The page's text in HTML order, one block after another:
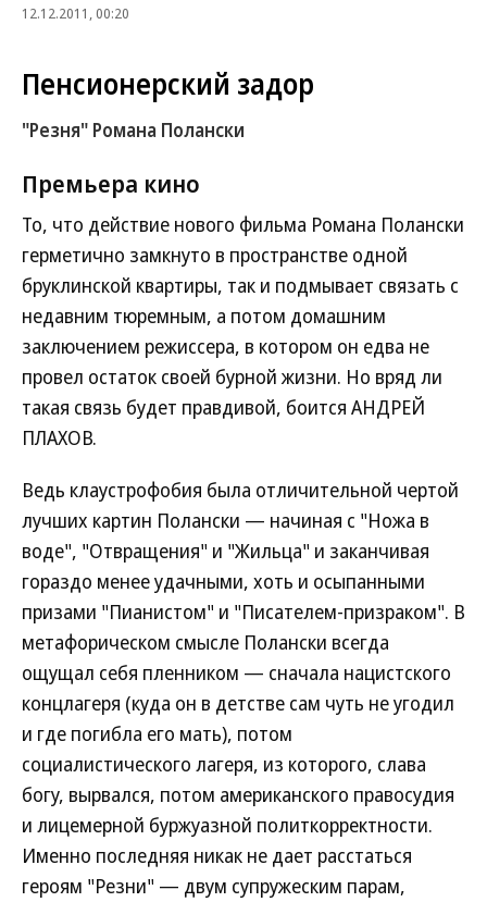
12.12.2011, 00:20
Пенсионерский задор
"Резня" Романа Полански
Премьера кино
То, что действие нового фильма Романа Полански
герметично замкнуто в пространстве одной
бруклинской квартиры, так и подмывает связать с
недавним тюремным, а потом домашним
заключением режиссера, в котором он едва не
провел остаток своей бурной жизни. Но вряд ли
такая связь будет правдивой, боится АНДРЕЙ
ПЛАХОВ.
Ведь клаустрофобия была отличительной чертой
лучших картин Полански — начиная с "Ножа в
воде", "Отвращения" и "Жильца" и заканчивая
гораздо менее удачными, хоть и осыпанными
призами "Пианистом" и "Писателем-призраком". В
метафорическом смысле Полански всегда
ощущал себя пленником — сначала нацистского
концлагеря (куда он в детстве сам чуть не угодил
и где погибла его мать), потом
социалистического лагеря, из которого, слава
богу, вырвался, потом американского правосудия
и лицемерной буржуазной политкорректности.
Именно последняя никак не дает расстаться
героям "Резни" — двум супружеским парам,